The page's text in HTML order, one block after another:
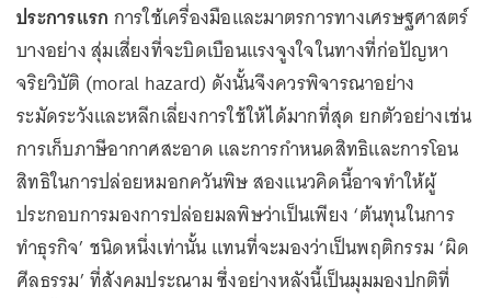
ประการแรก การใช้เครื่องมือและมาตรการทางเศรษฐศาสตร์
บางอย่าง สุ่มเสี่ยงที่จะบิดเบือนแรงจูงใจในทางที่ก่อปัญหา
จริยวิบัติ (moral hazard) ดังนั้นจึงควรพิจารณาอย่าง
ระมัดระวังและหลีกเลี่ยงการใช้ให้ได้มากที่สุด ยกตัวอย่างเช่น
การเก็บภาษีอากาศสะอาด และการกำหนดสิทธิและการโอน
สิทธิในการปล่อยหมอกควันพิษ สองแนวคิดนี้อาจทำให้ผู้
ประกอบการมองการปล่อยมลพิษว่าเป็นเพียง ‘ต้นทุนในการ
ทำธุรกิจ’ ชนิดหนึ่งเท่านั้น แทนที่จะมองว่าเป็นพฤติกรรม ‘ผิด
ศีลธรรม’ ที่สังคมประณาม ซึ่งอย่างหลังนี้เป็นมุมมองปกติที่